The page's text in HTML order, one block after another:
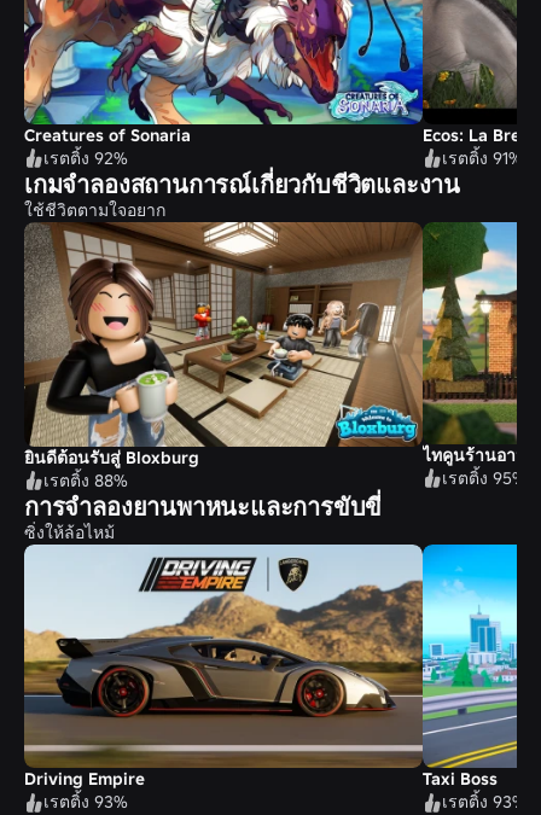
Creatures of Sonaria
เรตติ้ง 92%
Ecos: La Brea
เรตติ้ง 91%
เกมจำลองสถานการณ์เกี่ยวกับชีวิตและงาน
ใช้ชีวิตตามใจอยาก
ยินดีต้อนรับสู่ Bloxburg
เรตติ้ง 88%
ไทคูนร้านอาหา
เรตติ้ง 95%
การจำลองยานพาหนะและการขับขี่
ซิ่งให้ล้อไหม้
Driving Empire
เรตติ้ง 93%
Taxi Boss
เรตติ้ง 93%